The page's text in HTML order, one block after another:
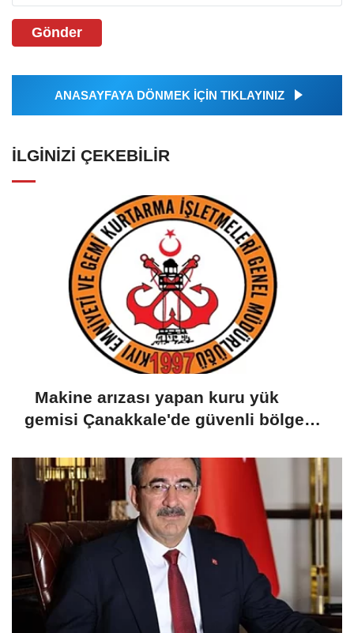
Gönder
ANASAYFAYA DÖNMEK İÇİN TIKLAYINIZ
İLGINIZI ÇEKEBILIR
Makine arızası yapan kuru yük
gemisi Çanakkale'de güvenli bölgeye